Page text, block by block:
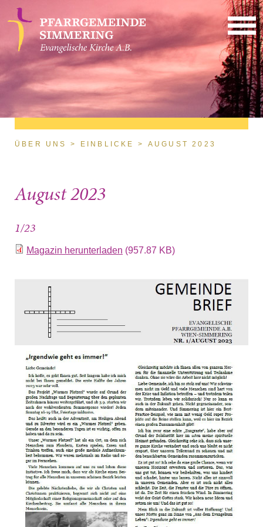
Direkt zum Inhalt
Sie sind hier
ÜBER UNS EINBLICKE AUGUST 2023
August 2023
1/23
Magazin herunterladen (957.87 KB)